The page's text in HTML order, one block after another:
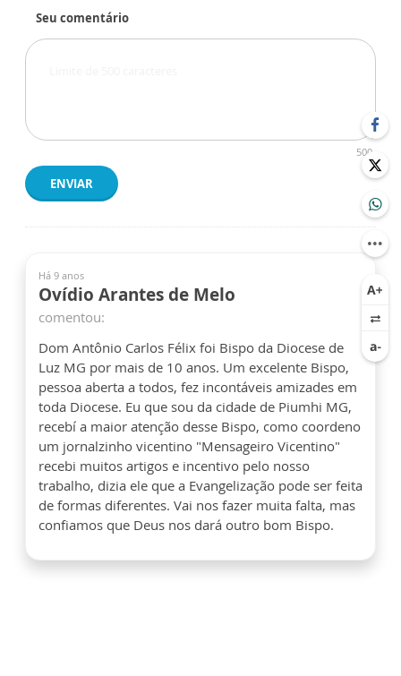
Seu comentário
500
ENVIAR
Há 9 anos
Ovídio Arantes de Melo
comentou:
Dom Antônio Carlos Félix foi Bispo da Diocese de
Luz MG por mais de 10 anos. Um excelente Bispo,
pessoa aberta a todos, fez incontáveis amizades em
toda Diocese. Eu que sou da cidade de Piumhi MG,
recebí a maior atenção desse Bispo, como coordeno
um jornalzinho vicentino "Mensageiro Vicentino"
recebi muitos artigos e incentivo pelo nosso
trabalho, dizia ele que a Evangelização pode ser feita
de formas diferentes. Vai nos fazer muita falta, mas
confiamos que Deus nos dará outro bom Bispo.